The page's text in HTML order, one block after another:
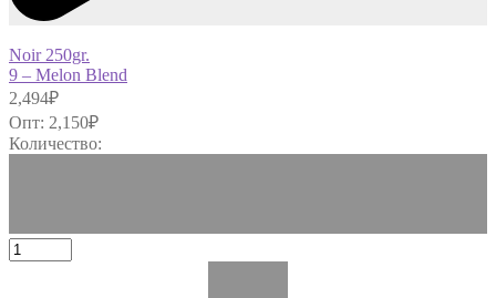
Noir 250gr.
9 – Melon Blend
2,494₽
Опт: 2,150₽
Количество: